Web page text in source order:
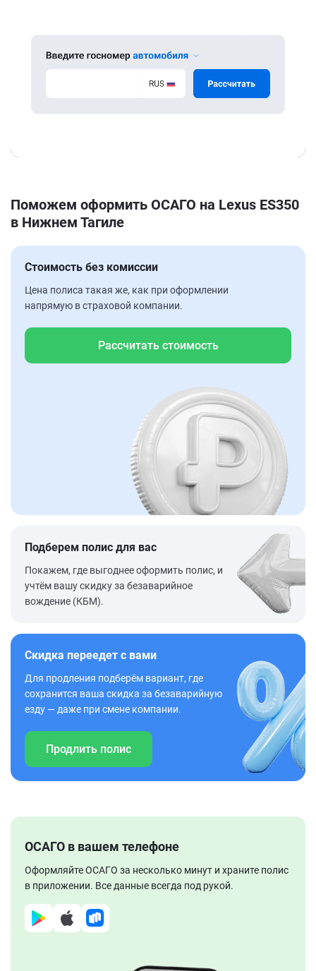
Поможем оформить ОСАГО на Lexus ES350
в Нижнем Тагиле
Стоимость без комиссии
Цена полиса такая же, как при оформлении
напрямую в страховой компании.
Рассчитать стоимость
Подберем полис для вас
Покажем, где выгоднее оформить полис, и
учтём вашу скидку за безаварийное
вождение (КБМ).
Скидка переедет с вами
Для продления подберём вариант, где
сохранится ваша скидка за безаварийную
езду — даже при смене компании.
Продлить полис
ОСАГО в вашем телефоне
Оформляйте ОСАГО за несколько минут и храните полис
в приложении. Все данные всегда под рукой.